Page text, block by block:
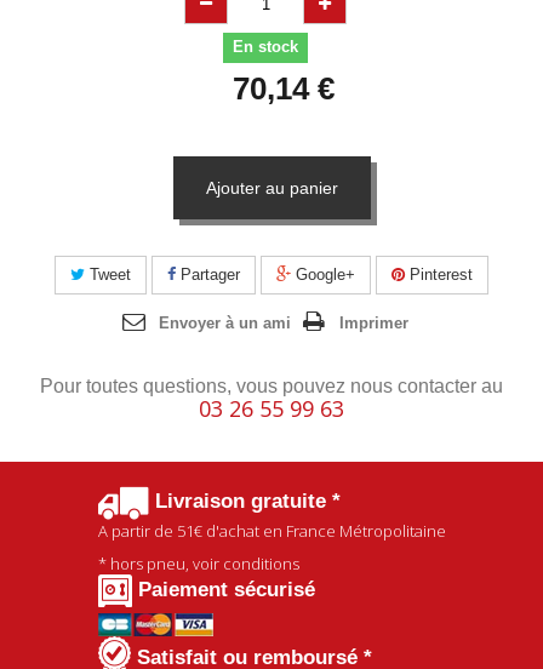
En stock
70,14 €
Ajouter au panier
Tweet Partager Google+ Pinterest
Envoyer à un ami Imprimer
Pour toutes questions, vous pouvez nous contacter au
03 26 55 99 63
Livraison gratuite *
A partir de 51€d'achat en France Métropolitaine
* hors pneu, voir conditions
Paiement sécurisé
Satisfait ou remboursé *